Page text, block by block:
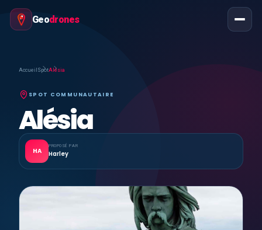
Geodrones
Accueil SpotAlésia
SPOT COMMUNAUTAIRE
Alésia
HA
PROPOSÉ PAR
Harley